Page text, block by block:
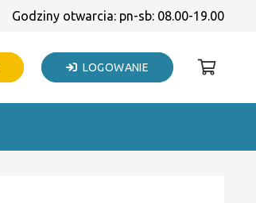
Godziny otwarcia: pn-sb: 08.00-19.00
LOGOWANIE